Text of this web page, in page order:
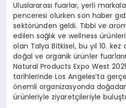
Uluslararası fuarlar, yerli
penceresi olurken son haber
sektöründen geldi. Tıbbi ve
edilen sağlık ve wellness
olan Talya Bitkisel, bu yıl 10.
doğal ve organik ürünler
Natural Products Expo West
tarihlerinde Los Angeles’ta
önemli organizasyonda
ürünleriyle ziyaretçileriyle